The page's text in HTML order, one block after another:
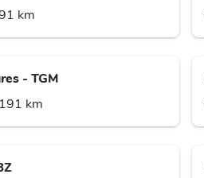
km
- TGM
km